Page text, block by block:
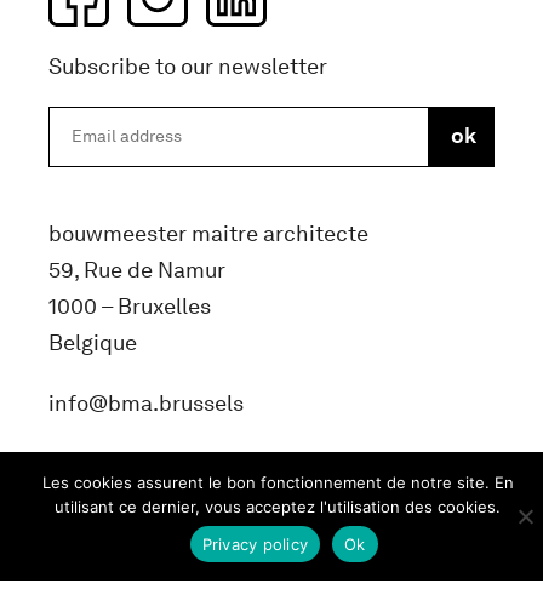
Subscribe to our newsletter
bouwmeester maitre architecte
59, Rue de Namur
1000 – Bruxelles
Belgique
info@bma.brussels
Les cookies assurent le bon fonctionnement de notre site. En
utilisant ce dernier, vous acceptez l'utilisation des cookies.
Ok
Privacy policy